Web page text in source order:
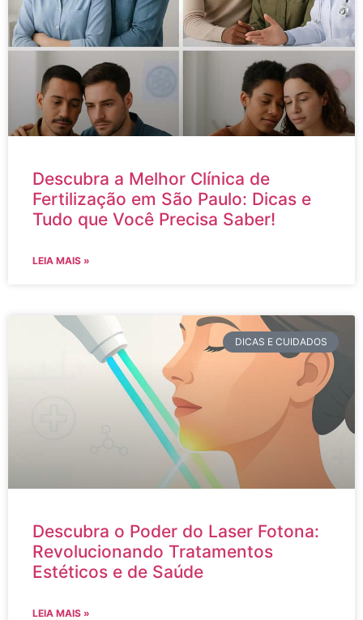
Descubra a Melhor Clínica de
Fertilização em São Paulo: Dicas e
Tudo que Você Precisa Saber!
LEIA MAIS »
DICAS E CUIDADOS
Descubra o Poder do Laser Fotona:
Revolucionando Tratamentos
Estéticos e de Saúde
LEIA MAIS »